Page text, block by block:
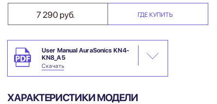
7 290 руб. ГДЕ КУПИТЬ
User Manual AuraSonics KN4-
KN8_A5
Скачать
ХАРАКТЕРИСТИКИ МОДЕЛИ